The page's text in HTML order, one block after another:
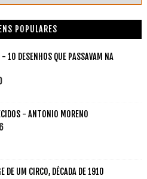
POPULARES
10 DESENHOS QUE PASSAVAM NA
- ANTONIO MORENO
DE UM CIRCO, DÉCADA DE 1910